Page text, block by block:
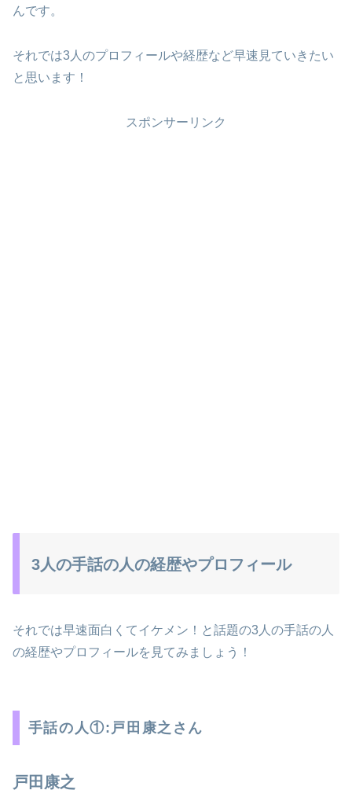
んです。
それでは3人のプロフィールや経歴など早速見ていきたい
と思います！
スポンサーリンク
3人の手話の人の経歴やプロフィール
それでは早速面白くてイケメン！と話題の3人の手話の人
の経歴やプロフィールを見てみましょう！
手話の人①:戸田康之さん
戸田康之